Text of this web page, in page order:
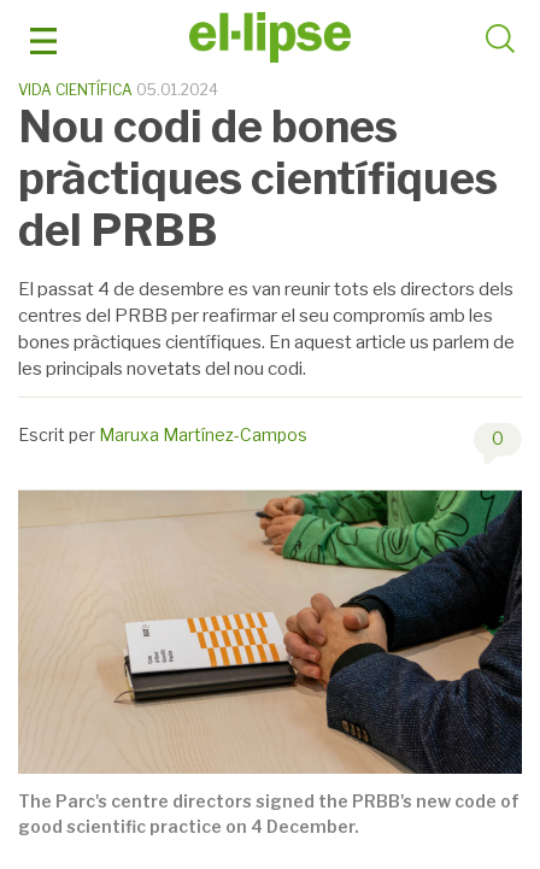
VIDA CIENTÍFICA 05.01.2024
Nou codi de bones
pràctiques científiques
del PRBB
El passat 4 de desembre es van reunir tots els directors dels
centres del PRBB per reafirmar el seu compromís amb les
bones pràctiques científiques. En aquest article us parlem de
les principals novetats del nou codi.
Escrit per Maruxa Martínez-Campos 0
The Parc's centre directors signed the PRBB's new code of
good scientific practice on 4 December.